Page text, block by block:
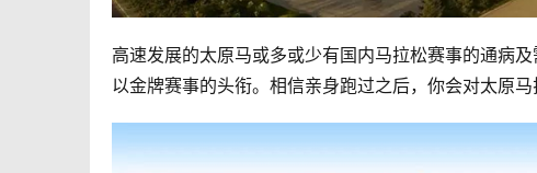
高速发展的太原马或多或少有国内马拉松赛事的通病
以金牌赛事的头衔。相信亲身跑过之后，你会对太原马